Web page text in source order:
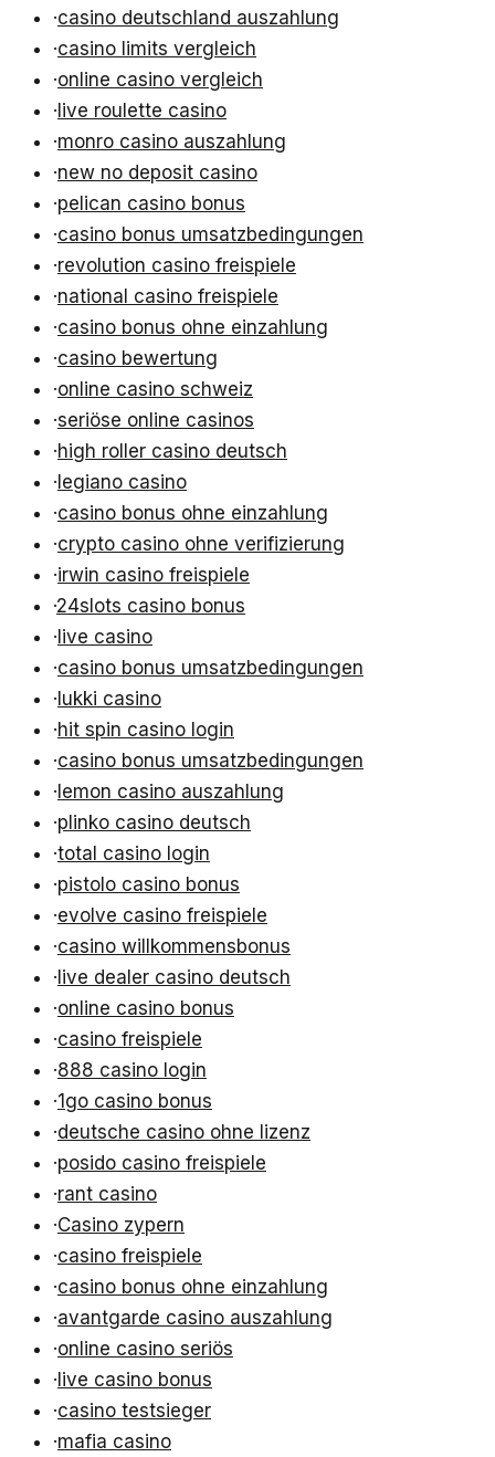
·casino deutschland auszahlung
·casino limits vergleich
·online casino vergleich
· live roulette casino
·monro casino auszahlung
·new no deposit casino
·pelican casino bonus
·casino bonus umsatzbedingungen
·revolution casino freispiele
·national casino freispiele
·casino bonus ohne einzahlung
·casino bewertung
·online casino schweiz
·seriöse online casinos
·high roller casino deutsch
· legiano casino
·casino bonus ohne einzahlung
·crypto casino ohne verifizierung
·irwin casino freispiele
·24slots casino bonus
· live casino
·casino bonus umsatzbedingungen
· lukki casino
·hit spin casino login
·casino bonus umsatzbedingungen
· lemon casino auszahlung
·plinko casino deutsch
·total casino login
·pistolo casino bonus
·evolve casino freispiele
·casino willkommensbonus
· live dealer casino deutsch
·online casino bonus
·casino freispiele
·888 casino login
·1go casino bonus
·deutsche casino ohne lizenz
·posido casino freispiele
·rant casino
·Casino zypern
·casino freispiele
·casino bonus ohne einzahlung
·avantgarde casino auszahlung
·online casino seriös
· live casino bonus
·casino testsieger
·mafia casino